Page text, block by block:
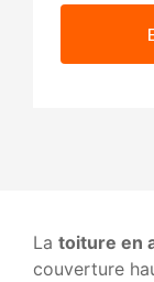
La toiture en
couverture